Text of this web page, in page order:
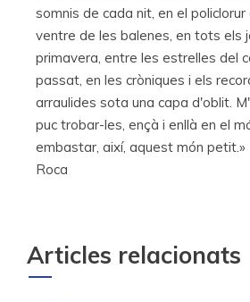
somnis de cada nit, en el policlorur
ventre de les balenes, en tots els
primavera, entre les estrelles del
passat, en les cròniques i els
arraulides sota una capa d'oblit.
puc trobar-les, ençà i enllà en el
embastar, així, aquest món petit.»
Roca
Articles relacionats